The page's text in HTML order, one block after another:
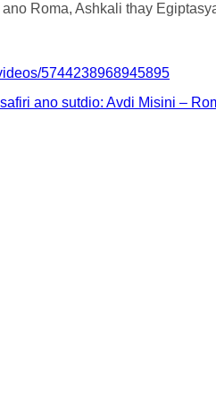
Roma, Ashkali thay
5744238968945895
ano sutdio: Avdi Misini –